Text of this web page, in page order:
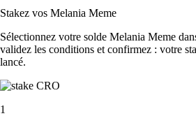
Stakez vos Melania Meme
Sélectionnez votre solde Melania Meme
validez les conditions et confirmez : votre
lancé.
1